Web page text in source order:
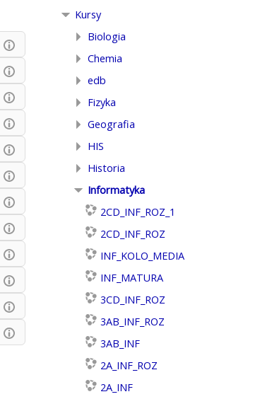
Kursy
Biologia
Chemia
edb
Fizyka
Geografia
HIS
Historia
Informatyka
2CD_INF_ROZ_1
2CD_INF_ROZ
INF_KOLO_MEDIA
INF_MATURA
3CD_INF_ROZ
3AB_INF_ROZ
3AB_INF
2A_INF_ROZ
2A_INF